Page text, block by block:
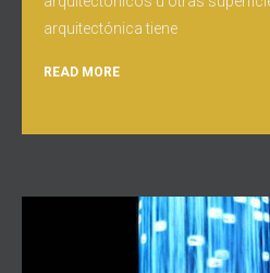
arquitectónica tiene
READ MORE